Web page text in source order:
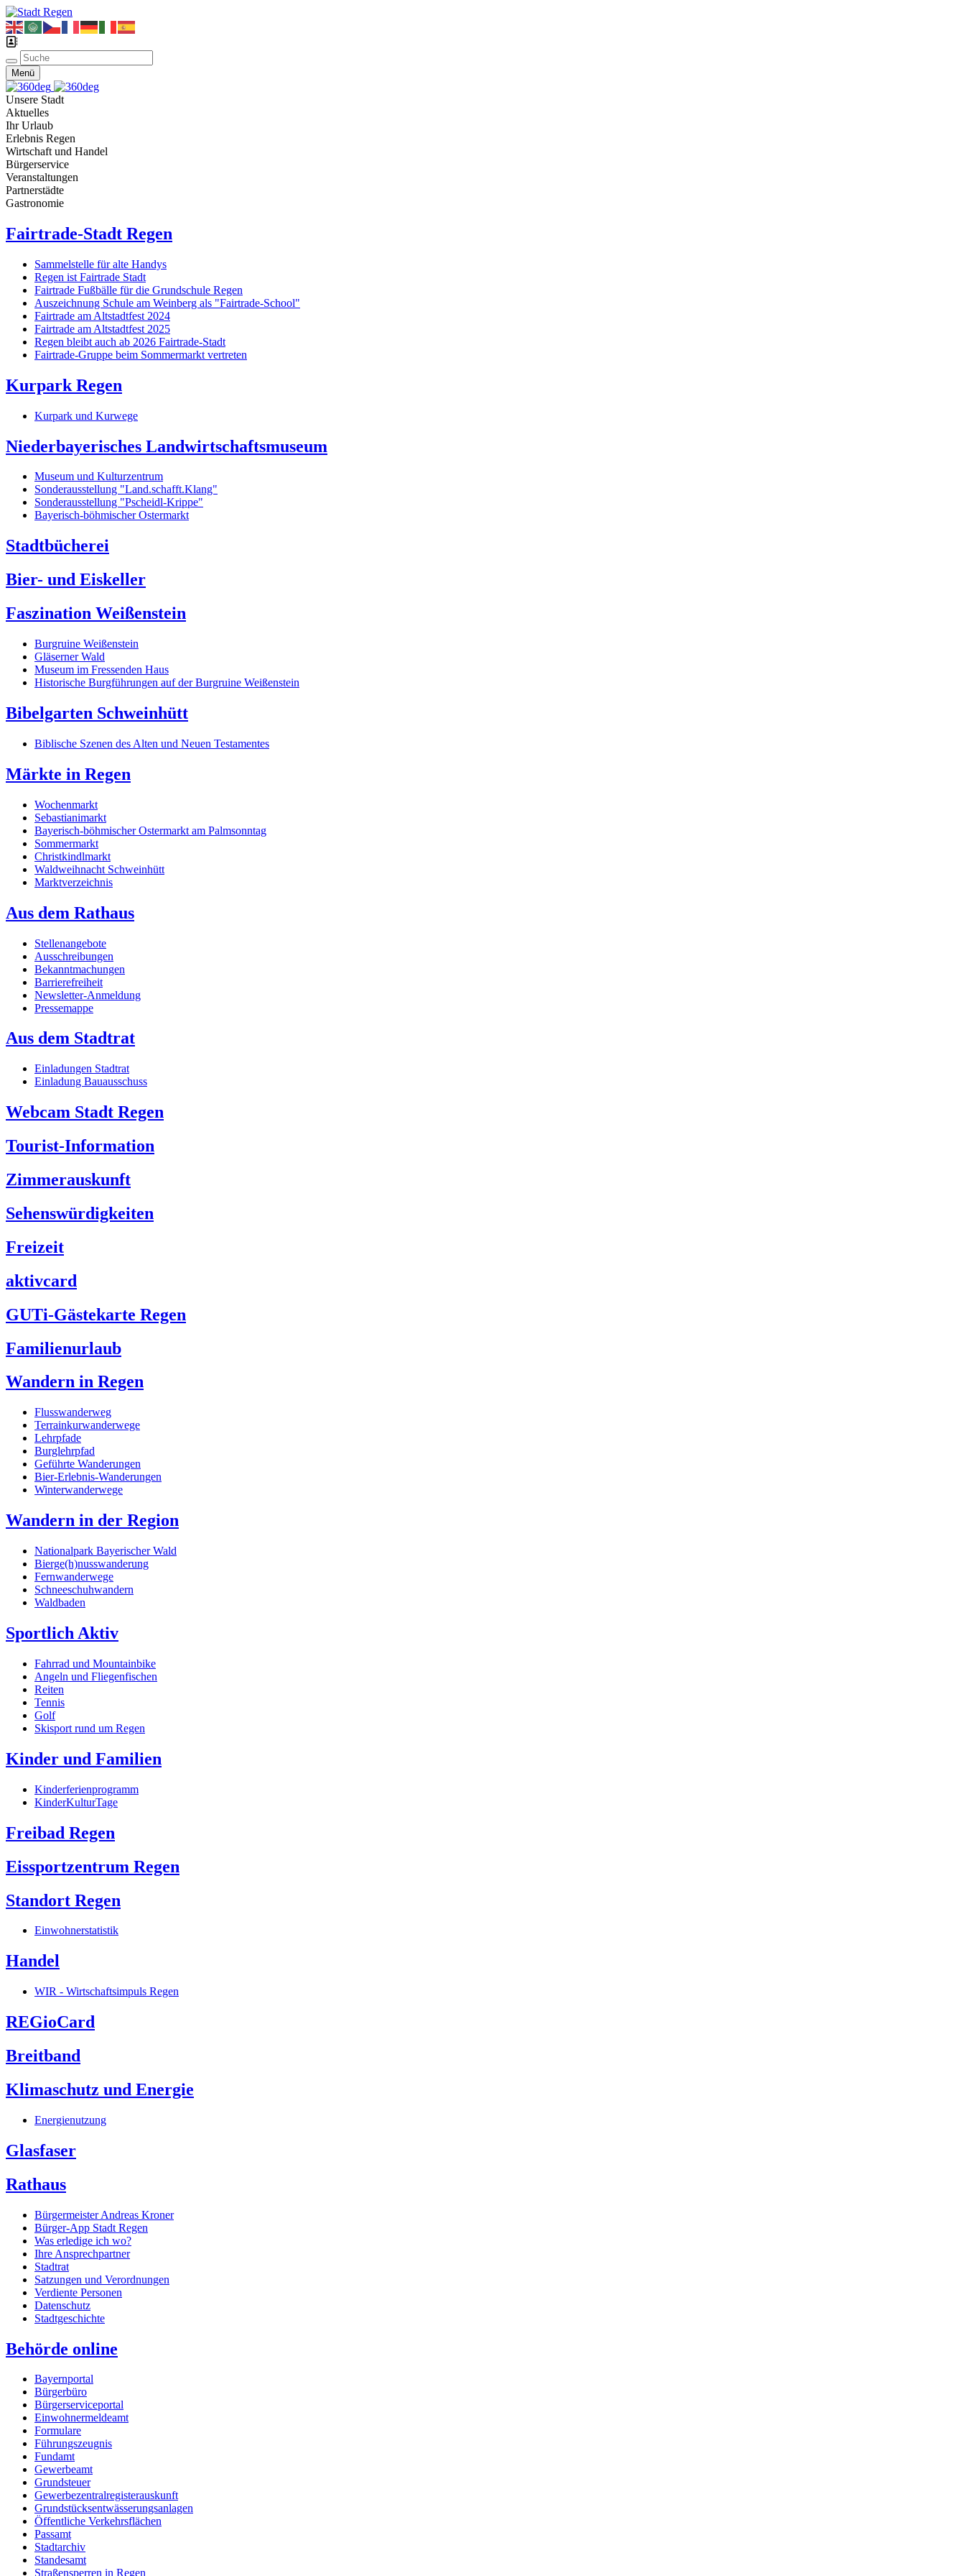
Menü
Unsere Stadt
Aktuelles
Ihr Urlaub
Erlebnis Regen
Wirtschaft und Handel
Bürgerservice
Veranstaltungen
Partnerstädte
Gastronomie
Fairtrade-Stadt Regen
Sammelstelle für alte Handys
Regen ist Fairtrade Stadt
Fairtrade Fußbälle für die Grundschule Regen
Auszeichnung Schule am Weinberg als "Fairtrade-School"
Fairtrade am Altstadtfest 2024
Fairtrade am Altstadtfest 2025
Regen bleibt auch ab 2026 Fairtrade-Stadt
Fairtrade-Gruppe beim Sommermarkt vertreten
Kurpark Regen
Kurpark und Kurwege
Niederbayerisches Landwirtschaftsmuseum
Museum und Kulturzentrum
Sonderausstellung "Land.schafft.Klang"
Sonderausstellung "Pscheidl-Krippe"
Bayerisch-böhmischer Ostermarkt
Stadtbücherei
Bier- und Eiskeller
Faszination Weißenstein
Burgruine Weißenstein
Gläserner Wald
Museum im Fressenden Haus
Historische Burgführungen auf der Burgruine Weißenstein
Bibelgarten Schweinhütt
Biblische Szenen des Alten und Neuen Testamentes
Märkte in Regen
Wochenmarkt
Sebastianimarkt
Bayerisch-böhmischer Ostermarkt am Palmsonntag
Sommermarkt
Christkindlmarkt
Waldweihnacht Schweinhütt
Marktverzeichnis
Aus dem Rathaus
Stellenangebote
Ausschreibungen
Bekanntmachungen
Barrierefreiheit
Newsletter-Anmeldung
Pressemappe
Aus dem Stadtrat
Einladungen Stadtrat
Einladung Bauausschuss
Webcam Stadt Regen
Tourist-Information
Zimmerauskunft
Sehenswürdigkeiten
Freizeit
aktivcard
GUTi-Gästekarte Regen
Familienurlaub
Wandern in Regen
Flusswanderweg
Terrainkurwanderwege
Lehrpfade
Burglehrpfad
Geführte Wanderungen
Bier-Erlebnis-Wanderungen
Winterwanderwege
Wandern in der Region
Nationalpark Bayerischer Wald
Bierge(h)nusswanderung
Fernwanderwege
Schneeschuhwandern
Waldbaden
Sportlich Aktiv
Fahrrad und Mountainbike
Angeln und Fliegenfischen
Reiten
Tennis
Golf
Skisport rund um Regen
Kinder und Familien
Kinderferienprogramm
KinderKulturTage
Freibad Regen
Eissportzentrum Regen
Standort Regen
Einwohnerstatistik
Handel
WIR - Wirtschaftsimpuls Regen
REGioCard
Breitband
Klimaschutz und Energie
Energienutzung
Glasfaser
Rathaus
Bürgermeister Andreas Kroner
Bürger-App Stadt Regen
Was erledige ich wo?
Ihre Ansprechpartner
Stadtrat
Satzungen und Verordnungen
Verdiente Personen
Datenschutz
Stadtgeschichte
Behörde online
Bayernportal
Bürgerbüro
Bürgerserviceportal
Einwohnermeldeamt
Formulare
Führungszeugnis
Fundamt
Gewerbeamt
Grundsteuer
Gewerbezentralregisterauskunft
Grundstücksentwässerungsanlagen
Öffentliche Verkehrsflächen
Passamt
Stadtarchiv
Standesamt
Straßensperren in Regen